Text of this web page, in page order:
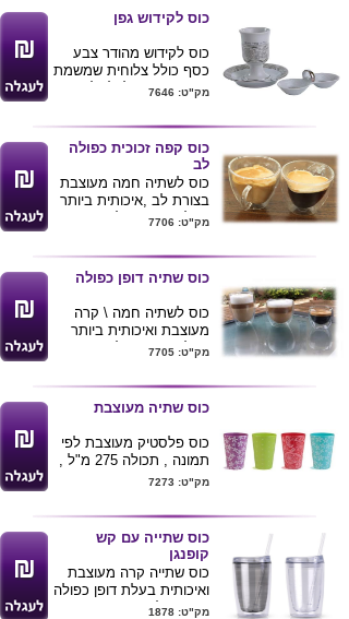
ניתן להדפיס לוגו של
הלקוח
כוס לקידוש גפן
כוס לקידוש מהודר צבע
כסף כולל צלוחית שמשמת
כתחתית או כלי למלח
מק"ט: 7646
כוס קפה זכוכית כפולה
לב
כוס לשתיה חמה מעוצבת
בצורת לב ,איכותית ביותר
בעלת דופן כפולה שומרת
לאורך זמן והחלק החיצוני
של הכוס אינו חם למגע .
נפח 300 מ"ל
ניתן להדפיס לוגו ע"ג הכוס
.
מק"ט: 7706
כוס שתיה דופן כפולה
כוס לשתיה חמה \ קרה
מעוצבת ואיכותית ביותר
בעלת דופן כפולה שומרת
לאורך זמן והחלק החיצוני
של הכוס אינה קרה או
חמה למגע .
נפח 350 מ"ל
קיים בנפחים נוספים : 80
מ"ל -- אספרסו | 250 מ"ל
-- הפוך בינוני
.
חידות .
מק"ט: 7705
כוס שתיה מעוצבת
כוס פלסטיק מעוצבת לפי
תמונה , תכולה 275 מ"ל ,
מק"ט: 7273
כוס שתייה עם קש
קופנגן
כוס שתייה קרה מעוצבת
ואיכותית בעלת דופן כפולה
עם קש לשימוש רב פעמי
מק"ט: 1878